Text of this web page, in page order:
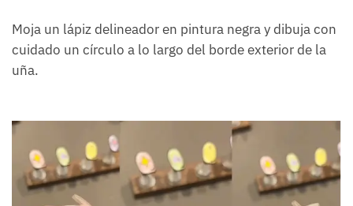
Moja un lápiz delineador en pintura negra y dibuja con
cuidado un círculo a lo largo del borde exterior de la
uña.